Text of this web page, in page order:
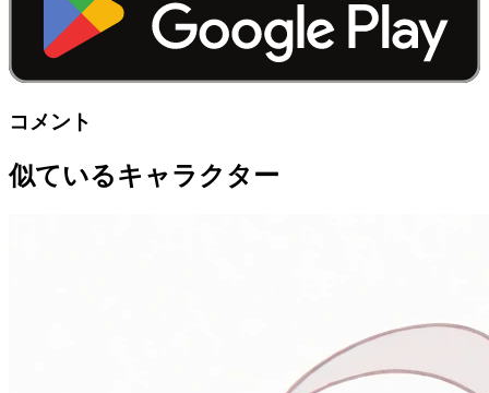
コメント
似ているキャラクター